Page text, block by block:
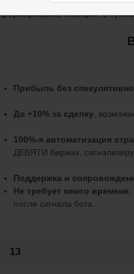
формирование позиции, в
Прибыль без
До +10% за сделку ,
100%-я автоматизация
ДЕВЯТИ биржах,
Поддержка и
Не требует много времени
после сигнала бота.
13